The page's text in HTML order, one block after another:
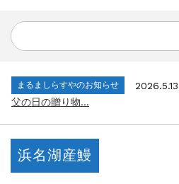
夏の贈り物...
まるましらすやのお知らせ
2026.5.13
まるましらすやのお知らせ
2026.4.17
生しらす、生桜えびの沖漬け...
まるましらすやのお知らせ
浜名湖産鰻